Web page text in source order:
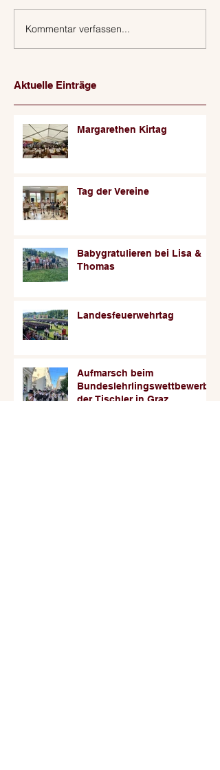
Kommentar verfassen...
Aktuelle Einträge
Margarethen Kirtag
Tag der Vereine
Babygratulieren bei Lisa &
Thomas
Landesfeuerwehrtag
Aufmarsch beim
Bundeslehrlingswettbewerb
der Tischler in Graz